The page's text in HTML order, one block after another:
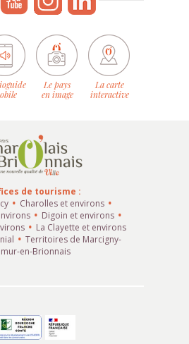
Le pays
en image
La carte
interactive
de tourisme :
Charolles et environs
Digoin et environs
La Clayette et environs
Territoires de Marcigny-
en-Brionnais